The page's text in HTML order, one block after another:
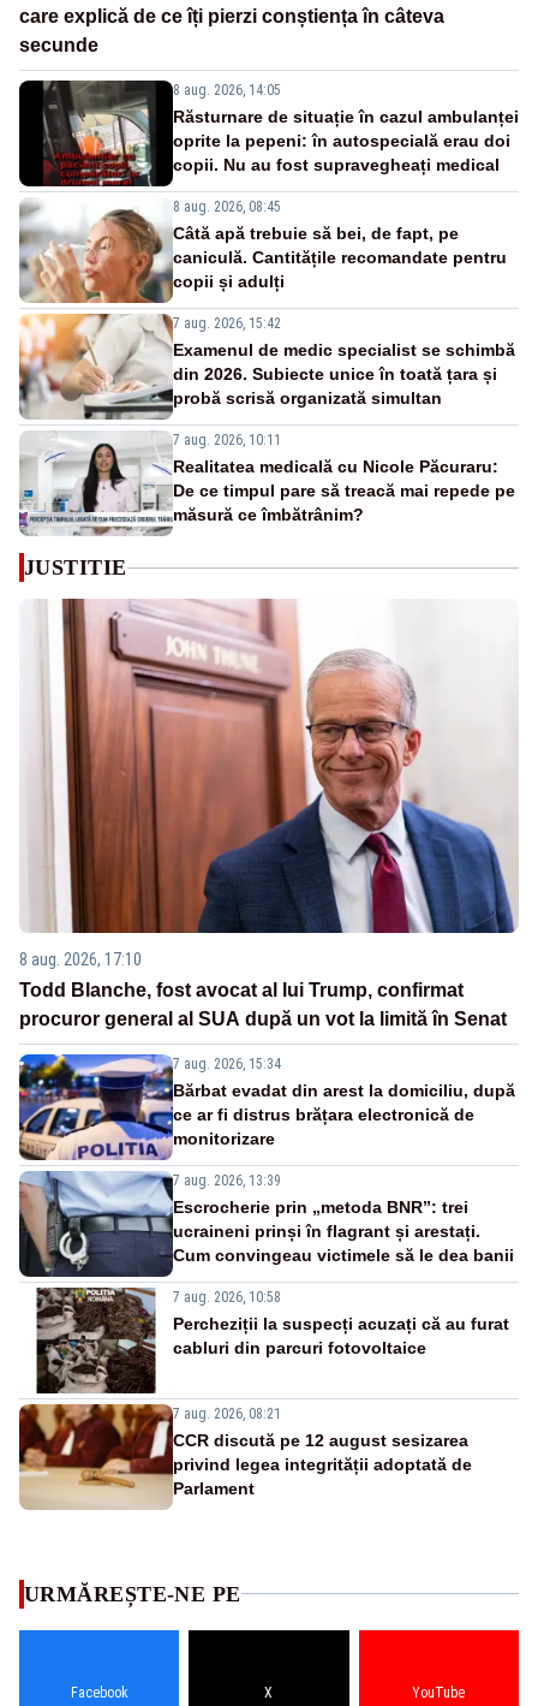
care explică de ce îți pierzi conștiența în câteva
secunde
8 aug. 2026, 14:05
Răsturnare de situație în cazul ambulanței
oprite la pepeni: în autospecială erau doi
copii. Nu au fost supravegheați medical
8 aug. 2026, 08:45
Câtă apă trebuie să bei, de fapt, pe
caniculă. Cantitățile recomandate pentru
copii și adulți
7 aug. 2026, 15:42
Examenul de medic specialist se schimbă
din 2026. Subiecte unice în toată țara și
probă scrisă organizată simultan
7 aug. 2026, 10:11
Realitatea medicală cu Nicole Păcuraru:
De ce timpul pare să treacă mai repede pe
măsură ce îmbătrânim?
JUSTITIE
8 aug. 2026, 17:10
Todd Blanche, fost avocat al lui Trump, confirmat
procuror general al SUA după un vot la limită în Senat
7 aug. 2026, 15:34
Bărbat evadat din arest la domiciliu, după
ce ar fi distrus brățara electronică de
monitorizare
7 aug. 2026, 13:39
Escrocherie prin „metoda BNR”: trei
ucraineni prinși în flagrant și arestați.
Cum convingeau victimele să le dea banii
7 aug. 2026, 10:58
Percheziții la suspecți acuzați că au furat
cabluri din parcuri fotovoltaice
7 aug. 2026, 08:21
CCR discută pe 12 august sesizarea
privind legea integrității adoptată de
Parlament
URMĂREȘTE-NE PE
Facebook X YouTube